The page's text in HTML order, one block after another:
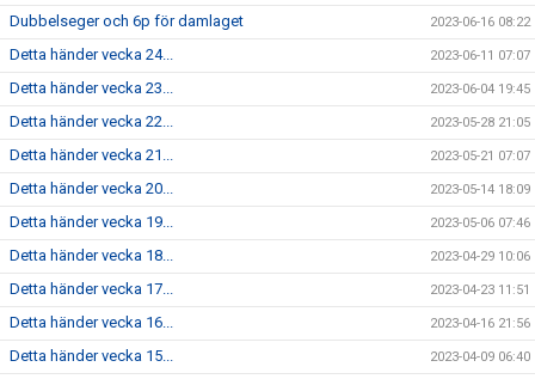
Dubbelseger och 6p för damlaget 2023-06-16 08:22
Detta händer vecka 24... 2023-06-11 07:07
Detta händer vecka 23... 2023-06-04 19:45
Detta händer vecka 22... 2023-05-28 21:05
Detta händer vecka 21... 2023-05-21 07:07
Detta händer vecka 20... 2023-05-14 18:09
Detta händer vecka 19... 2023-05-06 07:46
Detta händer vecka 18... 2023-04-29 10:06
Detta händer vecka 17... 2023-04-23 11:51
Detta händer vecka 16... 2023-04-16 21:56
Detta händer vecka 15... 2023-04-09 06:40